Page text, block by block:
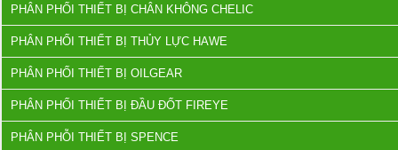
PHÂN PHỐI THIẾT BỊ CHÂN KHÔNG CHELIC
PHÂN PHỐI THIẾT BỊ THỦY LỰC HAWE
PHÂN PHỐI THIẾT BỊ OILGEAR
PHÂN PHỐI THIẾT BỊ ĐẦU ĐỐT FIREYE
PHÂN PHỖI THIẾT BỊ SPENCE